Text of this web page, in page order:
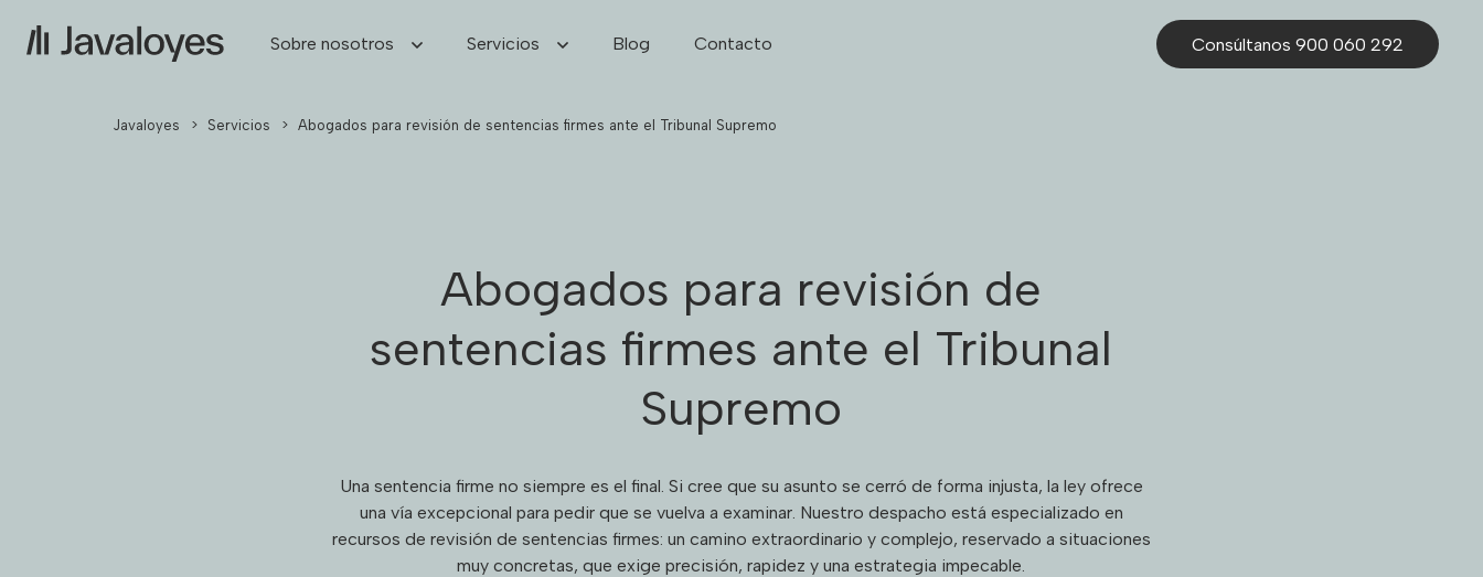
Sobre nosotros Servicios Blog Contacto Consúltanos 900 060 292
Javaloyes > Servicios > Abogados para revisión de sentencias firmes ante el Tribunal Supremo
Abogados para revisión de
sentencias firmes ante el Tribunal
Supremo
Una sentencia firme no siempre es el final. Si cree que su asunto se cerró de forma injusta, la ley ofrece
una vía excepcional para pedir que se vuelva a examinar. Nuestro despacho está especializado en
recursos de revisión de sentencias firmes: un camino extraordinario y complejo, reservado a situaciones
muy concretas, que exige precisión, rapidez y una estrategia impecable.